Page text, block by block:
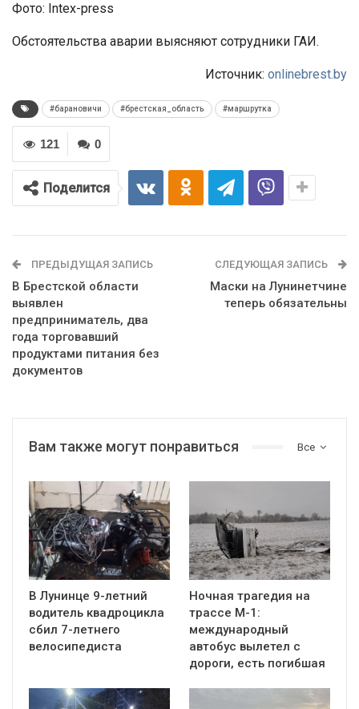
Фото: Intex-press
Обстоятельства аварии выясняют сотрудники ГАИ.
Источник: onlinebrest.by
#барановичи #брестская_область #маршрутка
0
121
Поделится
ПРЕДЫДУЩАЯ ЗАПИСЬ
В Брестской области
выявлен
предприниматель, два
года торговавший
продуктами питания без
документов
СЛЕДУЮЩАЯ ЗАПИСЬ
Маски на Лунинетчине
теперь обязательны
Все
Вам также могут понравиться
В Лунинце 9-летний
водитель квадроцикла
сбил 7-летнего
велосипедиста
Ночная трагедия на
трассе М-1:
международный
автобус вылетел с
дороги, есть погибшая